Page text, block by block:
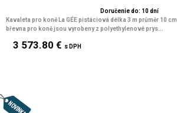
Doručenie do: 10 dní
Kavaleta pro koně La GÉE pistáciová délka 3 m průměr 10 cm
břevna pro koně jsou vyrobeny z polyethylenové prys...
3 573.80 € s DPH